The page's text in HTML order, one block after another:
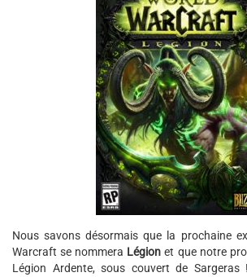
Nous savons désormais que la prochaine
Warcraft se nommera Légion et que notre
Légion Ardente, sous couvert de